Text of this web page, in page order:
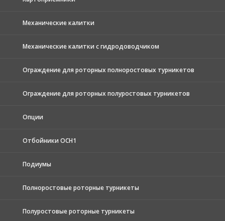
Механические калитки
Механические калитки с гидродоводчиком
Ограждение для роторных полноростовых турникетов
Ограждение для роторных полуростовых турникетов
Опции
Отбойники ОСН1
Подиумы
Полноростовые роторные турникеты
Полуростовые роторные турникеты